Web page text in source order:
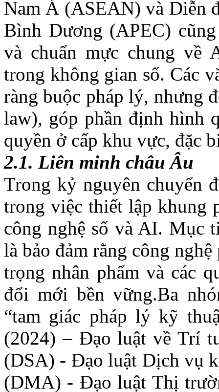
Nam Á (ASEAN) và Diễn
Bình Dương (APEC)
và chuẩn mực chung về
trong không gian số. Các
ràng buộc pháp lý, nhưng
law), góp phần định hình
quyền ở cấp khu vực, đặc
2.1. Liên minh châu Âu
Trong kỷ nguyên chuyển
trong việc thiết lập khung
công nghệ số và AI. Mục
là bảo đảm rằng công
trọng nhân phẩm và các
đổi mới bền vững.Ba
“tam giác pháp lý kỹ
(2024) – Đạo luật về Trí
(DSA) - Đạo luật Dịch vụ
(DMA) - Đạo luật Thị